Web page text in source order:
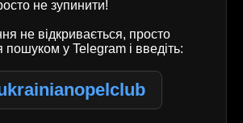
не зупинити!
не відкривається, просто
пошуком у Telegram і введіть: